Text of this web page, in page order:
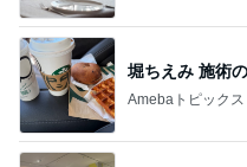
堀ちえみ 施術
Amebaトピックス